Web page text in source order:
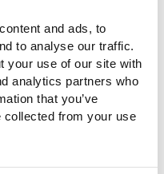
and ads, to
to analyse our traffic.
your use of our site with
analytics partners who
that you’ve
collected from your use